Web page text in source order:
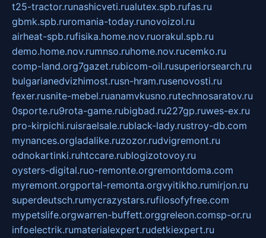
t25-tractor.runashicveti.rualutex.spb.rufas.ru
gbmk.spb.ruromania-today.runovoizol.ru
airheat-spb.rufisika.home.nov.ruorakul.spb.ru
demo.home.nov.rumnso.ruhome.nov.rucemko.ru
comp-land.org7gazet.rubicom-oil.rusuperiorsearch.ru
bulgarianedvizhimost.rusn-hram.rusenovosti.ru
fexer.rusnite-mebel.ruanamvkusno.rutechnosaratov.ru
0sporte.ru9rota-game.rubigbad.ru227gp.ruwes-ex.ru
pro-kirpichi.ruisraelsale.rublack-lady.rustroy-db.com
mynances.orgladalike.ruzozor.rudvigremont.ru
odnokartinki.ruhtccare.rublogizotovoy.ru
oysters-digital.ruo-remonte.orgremontdoma.com
myremont.orgportal-remonta.orgvyitikho.rumirjon.ru
superdeutsch.rumycrazystars.rufilosofyfree.com
mypetslife.orgwarren-buffett.orggreleon.comsp-or.ru
infoelectrik.rumaterialexpert.rudetkiexpert.ru